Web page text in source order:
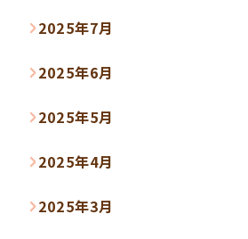
2025年7月
2025年6月
2025年5月
2025年4月
2025年3月